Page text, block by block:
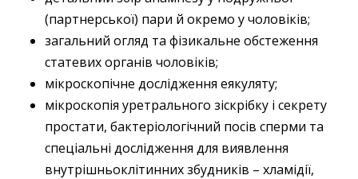
(партнерської) пари й окремо у чоловіків;
загальний огляд та фізикальне обстеження
статевих органів чоловіків;
мікроскопічне дослідження еякуляту;
мікроскопія уретрального зіскрібку і секрету
простати, бактеріологічний посів сперми та
спеціальні дослідження для виявлення
внутрішньоклітинних збудників – ​хламідії,